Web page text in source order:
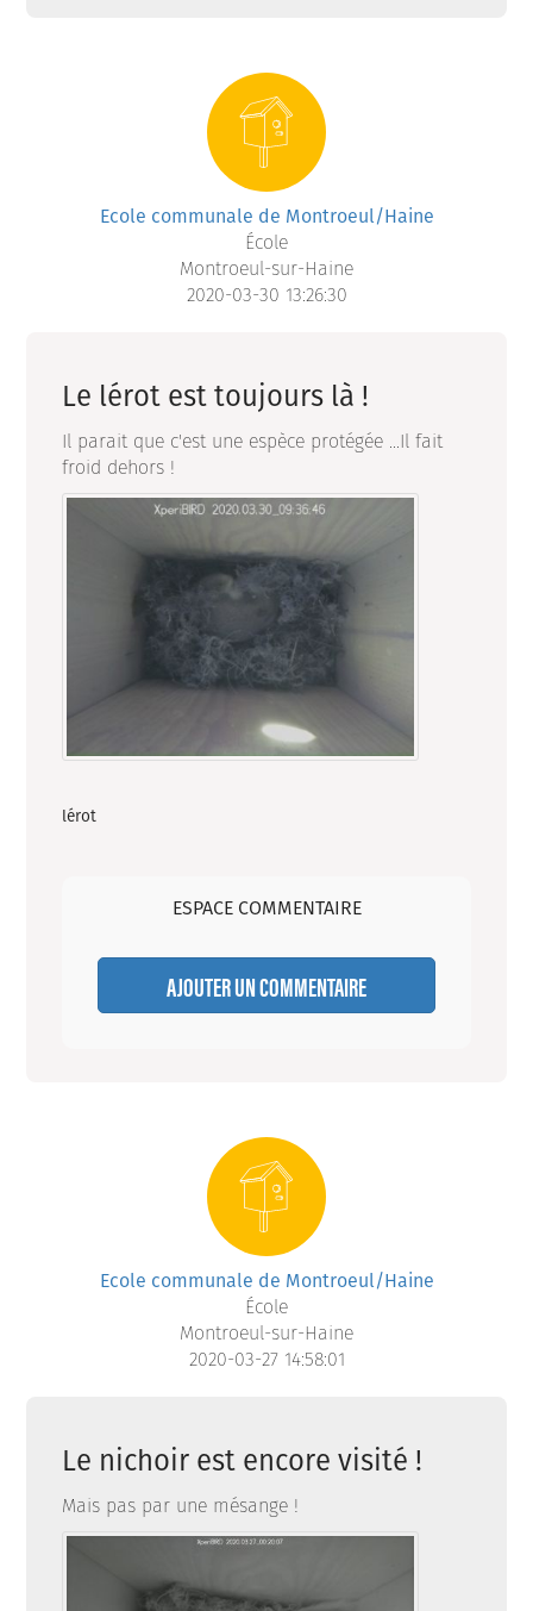
Ecole communale de Montroeul/Haine
École
Montroeul-sur-Haine
2020-03-30 13:26:30
Le lérot est toujours là !
Il parait que c'est une espèce protégée ...Il fait
froid dehors !
lérot
ESPACE COMMENTAIRE
AJOUTER UN COMMENTAIRE
Ecole communale de Montroeul/Haine
École
Montroeul-sur-Haine
2020-03-27 14:58:01
Le nichoir est encore visité !
Mais pas par une mésange !